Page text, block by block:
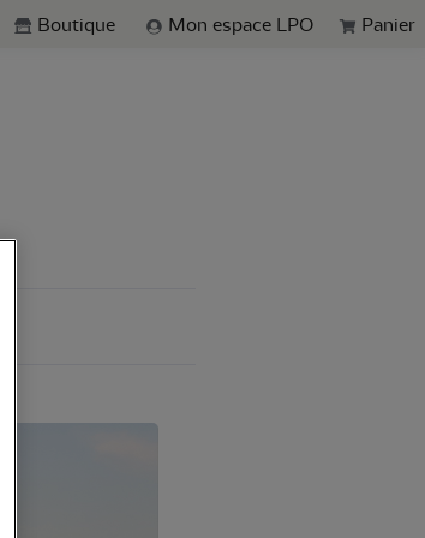
Boutique Mon espace LPO Panier